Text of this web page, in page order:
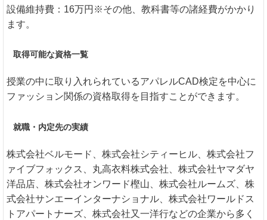
設備維持費：16万円※その他、教科書等の諸経費がかかり
ます。
取得可能な資格一覧
授業の中に取り入れられているアパレルCAD検定を中心に
ファッション関係の資格取得を目指すことができます。
就職・内定先の実績
株式会社ベルモード、株式会社シティーヒル、株式会社フ
ァイブフォックス、丸高衣料株式会社、株式会社ヤマダヤ
洋品店、株式会社オンワード樫山、株式会社ルームズ、株
式会社サンエーインターナショナル、株式会社ワールドス
トアパートナーズ、株式会社又一洋行などの企業から多く